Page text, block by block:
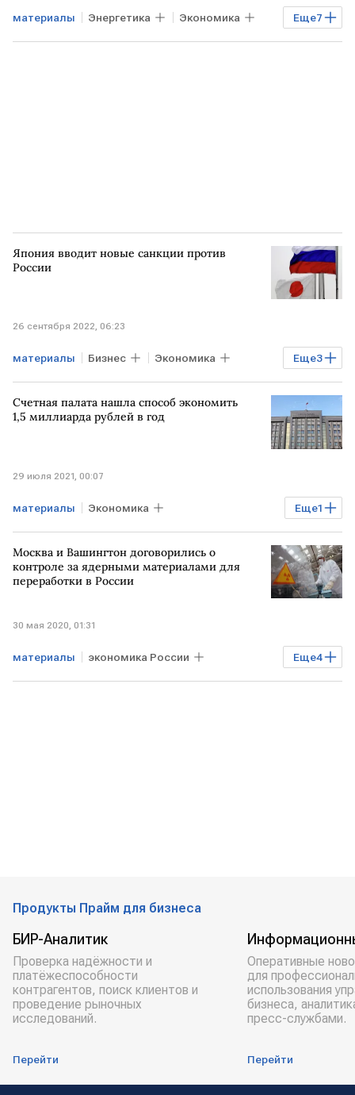
Еще7
материалы Энергетика Экономика
Мировая экономика
Япония вводит новые санкции против
России
26 сентября 2022, 06:23
Еще3
материалы Бизнес Экономика
Мировая экономика
санкции против РФ товары
Счетная палата нашла способ экономить
1,5 миллиарда рублей в год
29 июля 2021, 00:07
Еще1
материалы Экономика
Счетная палата ГОСТ
Москва и Вашингтон договорились о
контроле за ядерными материалами для
переработки в России
30 мая 2020, 01:31
Еще4
материалы экономика России
Энергетика РОССИЯ США
Продукты Прайм для бизнеса
БИР-Аналитик
Проверка надёжности и
платёжеспособности
контрагентов, поиск клиентов и
проведение рыночных
исследований.
Перейти
Оперативные
для
использования
бизнеса,
пресс-службами.
Перейти